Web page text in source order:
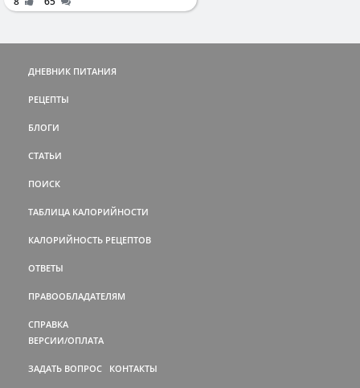
ДНЕВНИК ПИТАНИЯ
РЕЦЕПТЫ
БЛОГИ
СТАТЬИ
ПОИСК
ТАБЛИЦА КАЛОРИЙНОСТИ
КАЛОРИЙНОСТЬ РЕЦЕПТОВ
ОТВЕТЫ
ПРАВООБЛАДАТЕЛЯМ
СПРАВКА
ВЕРСИИ/ОПЛАТА
ЗАДАТЬ ВОПРОС КОНТАКТЫ